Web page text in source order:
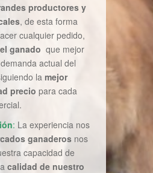
productores y
, de esta forma
cualquier pedido,
ganado que mejor
actual del
la mejor
precio para cada
: La experiencia nos
ganaderosnos
capacidad de
calidad de nuestro